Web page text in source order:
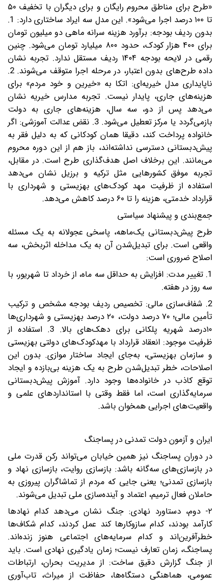
«طرح برای مناطق محروم رایگان و برای دیگران با تخفیف ۵۰
تا ۱۰۰ درصد اجرا می‌شود». این مدل سه ایراد ساختاری دارد: 1.
بدون ردیف بودجه: برآورد هزینه سرانه ماهی دو میلیون تومان
برای ۴۰۰ هزار کودک، حدود ۸۰۰ میلیارد تومان می‌شود. چنین
رقمی در لایحه بودجه ۱۴۰۴ ردیف مستقل ندارد. تجربه نشان
داده طرح‌های بدون اعتبار، در مرحله اجرا متوقف می‌شوند. 2.
ناپایداری مدل خیریه‌ای: اتکا به «خیرین و خود مردم» برای
هزینه‌های جاری، پایدار نیست. تجربه مدارس خیریه نشان
می‌دهد پس از دو، سه سال، هزینه‌های جاری به دولت
بازمی‌گردد یا مرکز تعطیل می‌شود. 3. نقض عدالت آموزشی: اگر
خانواده پرداخت کند، دقیقا همان کودکانی که به دلیل فقر به
پیش‌دبستانی دسترسی نداشته‌اند، باز هم از این دوره محروم
می‌مانند. این برخلاف اصل هدف‌گذاری طرح است. در مقابل،
تجربه موفق کشورهایی مثل ترکیه و برزیل نشان می‌دهد
استفاده از ظرفیت مهد کودک‌های بهزیستی و شهرداری با
قرارداد خدمتی، هزینه را تا ۶۰ درصد کاهش می‌دهد.
جمع‌بندی و پیشنهاد سیاستی
طرح پیش‌دبستانی یک‌ماهه، پاسخی عجولانه به یک مسئله
واقعی است. برای تبدیل‌شدن آن به یک مداخله اثربخش، سه
اصلاح ضروری است:
1. تغییر مدت: افزایش به حداقل سه ماه، از خرداد تا شهریور، با
سه روز در هفته.
2. شفاف‌سازی مالی: تخصیص ردیف بودجه مشخص و ترکیب
تأمین مالی؛ ۷۰ درصد دولت، ۲۰ درصد بهزیستی‌ و شهرداری‌ها
۱۰درصد شهریه پلکانی برای دهک‌های بالا. 3. استفاده از
ظرفیت موجود: انعقاد قرارداد با مهدکودک‌های دولتی بهزیستی
و سازمان بهزیستی، به‌جای ایجاد ساختار موازی. بدون این
اصلاحات، خطر تبدیل‌‎شدن طرح به یک هزینه بی‌بازده و ایجاد
توقع کاذب در خانواده‌ها وجود دارد. آموزش پیش‌دبستانی
سرمایه‌گذاری است، اما فقط وقتی‌ با استانداردهای علمی و
واقعیت‌های اجرایی همخوان باشد.
ایران و آزمون دولت تمدنی در پساجنگ
در دوران پساجنگ نیز همین خیابان می‌تواند رکن قدرت ملی
در بازسازی‌های سه‌گانه باشد: بازسازی روایت، بازسازی نهاد و
بازسازی تمدنی؛ یعنی جایی که مردم از تماشاگران پیروزی به
حاملان فعال ترمیم، اعتماد و آینده‌سازی ملی تبدیل می‌شوند.
۲- دوم، دستاورد نهادی: جنگ نشان می‌دهد کدام نهادها
کارآمد بودند، کدام سازوکارها کند عمل کردند، کدام شکاف‌ها
خطرآفرین‌اند و کدام سرمایه‌های اجتماعی هنوز زنده‌اند.
پساجنگ، زمان تعارف نیست؛ زمان یادگیری نهادی است. باید
از جنگ گزارش دقیق ساخت: از مدیریت بحران، ارتباطات
عمومی، هماهنگی دستگاه‌ها، حفاظت از میراث، تاب‌آوری